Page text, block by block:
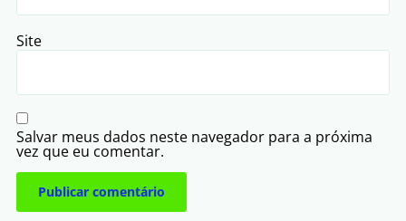
Site
Salvar meus dados neste navegador para a próxima
vez que eu comentar.